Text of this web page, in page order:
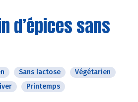
d’épices sans
Sans lactose
Végétarien
Printemps